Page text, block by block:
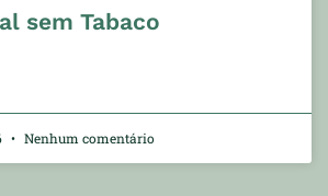
sem Tabaco
Nenhum comentário